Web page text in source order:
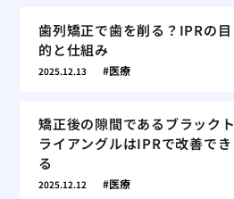
歯列矯正で歯を削る？IPRの目
的と仕組み
2025.12.13 医療
矯正後の隙間であるブラックト
ライアングルはIPRで改善でき
る
2025.12.12 医療